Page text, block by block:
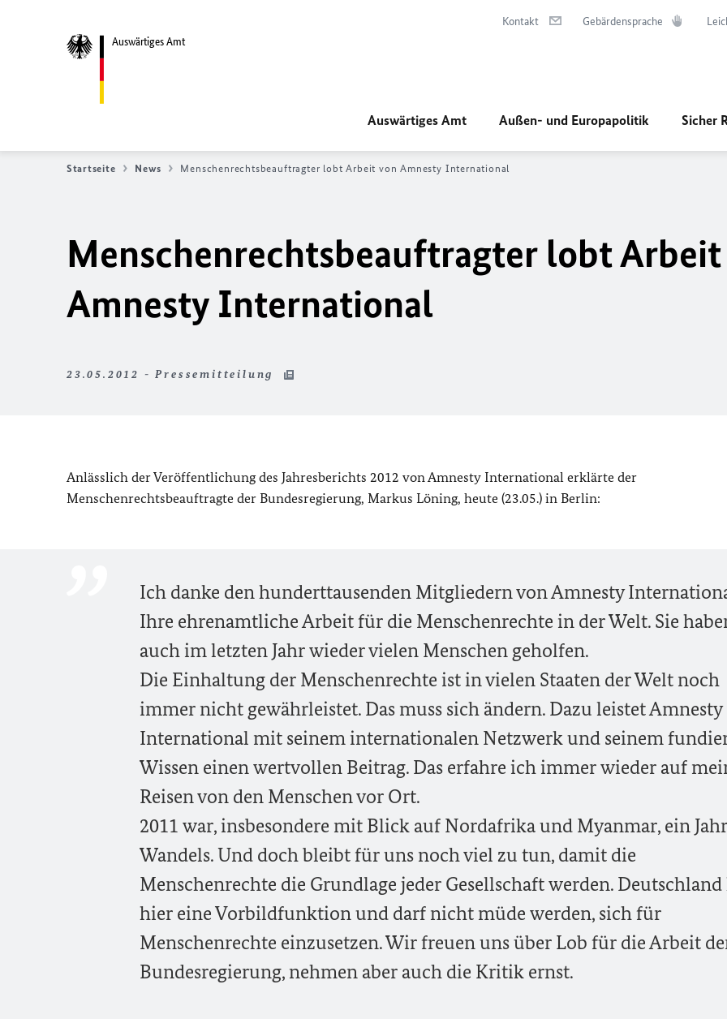
Auswärtiges Amt
Kontakt Gebärdensprache
Auswärtiges Amt Außen- und Europapolitik Sicher
Startseite News Menschenrechtsbeauftragter lobt Arbeit von Amnesty International
Menschenrechtsbeauftragter lobt Arbeit
Amnesty International
23.05.2012 - Pressemitteilung
Anlässlich der Veröffentlichung des Jahresberichts 2012 von Amnesty International erklärte der
Menschenrechtsbeauftragte der Bundesregierung, Markus Löning, heute (23.05.) in Berlin:
Ich danke den hunderttausenden Mitgliedern von Amnesty
Ihre ehrenamtliche Arbeit für die Menschenrechte in der Welt. Sie
auch im letzten Jahr wieder vielen Menschen geholfen.
Die Einhaltung der Menschenrechte ist in vielen Staaten der Welt noch
immer nicht gewährleistet. Das muss sich ändern. Dazu leistet Amnesty
International mit seinem internationalen Netzwerk und seinem
Wissen einen wertvollen Beitrag. Das erfahre ich immer wieder auf
Reisen von den Menschen vor Ort.
2011 war, insbesondere mit Blick auf Nordafrika und Myanmar, ein
Wandels. Und doch bleibt für uns noch viel zu tun, damit die
Menschenrechte die Grundlage jeder Gesellschaft werden.
hier eine Vorbildfunktion und darf nicht müde werden, sich für
Menschenrechte einzusetzen. Wir freuen uns über Lob für die Arbeit
Bundesregierung, nehmen aber auch die Kritik ernst.